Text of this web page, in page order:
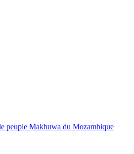
peuple Makhuwa du Mozambique